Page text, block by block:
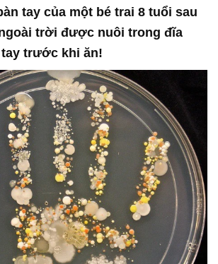
tay của một bé trai 8 tuổi sau
trời được nuôi trong đĩa
trước khi ăn!